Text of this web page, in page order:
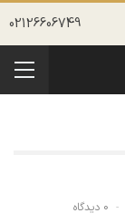
02126606749
0 دیدگاه